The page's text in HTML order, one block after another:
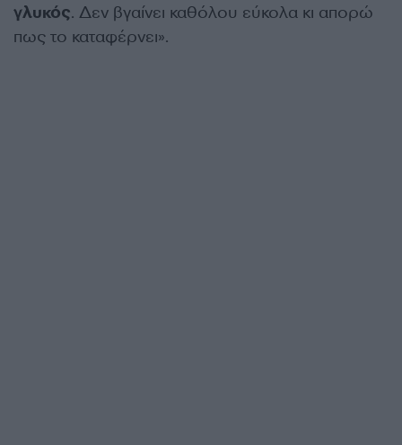
γλυκός. Δεν βγαίνει καθόλου εύκολα κι απορώ
πως το καταφέρνει».